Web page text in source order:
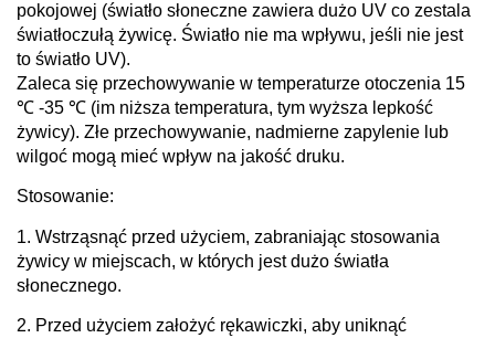
pokojowej (światło słoneczne zawiera dużo UV co zestala
światłoczułą żywicę. Światło nie ma wpływu, jeśli nie jest
to światło UV).
Zaleca się przechowywanie w temperaturze otoczenia 15
℃ -35 ℃ (im niższa temperatura, tym wyższa lepkość
żywicy). Złe przechowywanie, nadmierne zapylenie lub
wilgoć mogą mieć wpływ na jakość druku.
Stosowanie:
1. Wstrząsnąć przed użyciem, zabraniając stosowania
żywicy w miejscach, w których jest dużo światła
słonecznego.
2. Przed użyciem założyć rękawiczki, aby uniknąć